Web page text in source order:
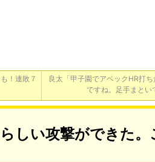
！連敗７
良太「甲子園でアベックHR打
ですね。足手まとい
しい攻撃ができた。